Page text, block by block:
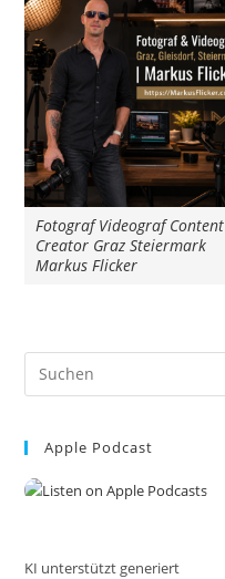
Fotograf Videograf Content
Creator Graz Steiermark
Markus Flicker
Apple Podcast
KI unterstützt generiert